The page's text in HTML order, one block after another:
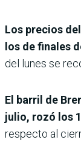
Los precios
los de finales
del lunes se
El barril de
julio, rozó los
respecto al